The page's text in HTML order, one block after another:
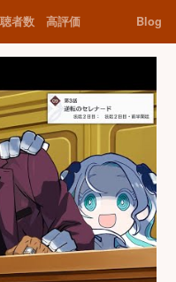
者数 高評価 Blog